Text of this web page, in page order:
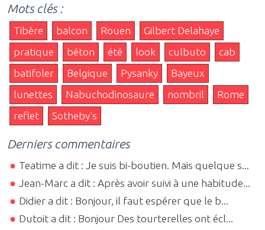
Mots clés :
Tibère balcon Rouen
Gilbert Delahaye
pratique
béton été look culbuto
cab
batifoler
Belgique Pysanky
Bayeux
lunettes
Nabuchodinosaure nombril
Rome
reflet
Sotheby's
Derniers commentaires
Teatime a dit : Je suis bi-boutien. Mais quelque s...
Jean-Marc a dit : Après avoir suivi à une habitude...
Didier a dit : Bonjour, il faut espérer que le b...
Dutoit a dit : Bonjour Des tourterelles ont écl...